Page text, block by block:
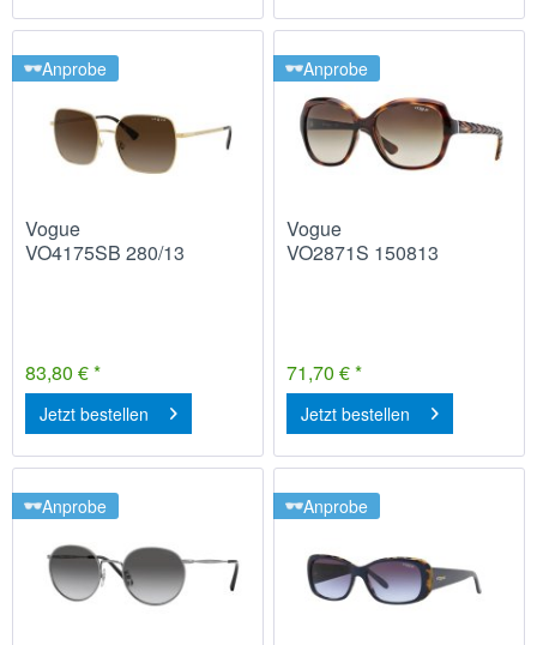
Anprobe
Vogue
VO4175SB 280/13
83,80 € *
Jetzt bestellen
Anprobe
Vogue
VO2871S 150813
71,70 € *
Jetzt bestellen
Anprobe Anprobe